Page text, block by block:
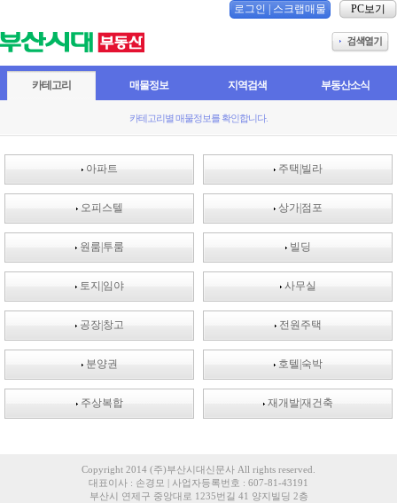
로그인 스크랩매물 PC보기
카테고리 매물정보 지역검색 부동산소식
카테고리별 매물정보를 확인합니다.
아파트 주택|빌라
오피스텔 상가|점포
원룸|투룸 빌딩
토지|임야 사무실
공장|창고 전원주택
분양권 호텔|숙박
주상복합 재개발|재건축
Copyright 2014 (주)부산시대신문사 All rights reserved.
대표이사 : 손경모 | 사업자등록번호 : 607-81-43191
부산시 연제구 중앙대로 1235번길 41 양지빌딩 2층